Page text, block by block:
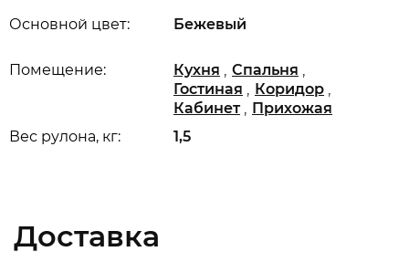
Вес рулона, кг: 1,5
Основной цвет: Бежевый
Помещение: Кухня , Спальня ,
Гостиная , Коридор ,
Кабинет , Прихожая
Доставка